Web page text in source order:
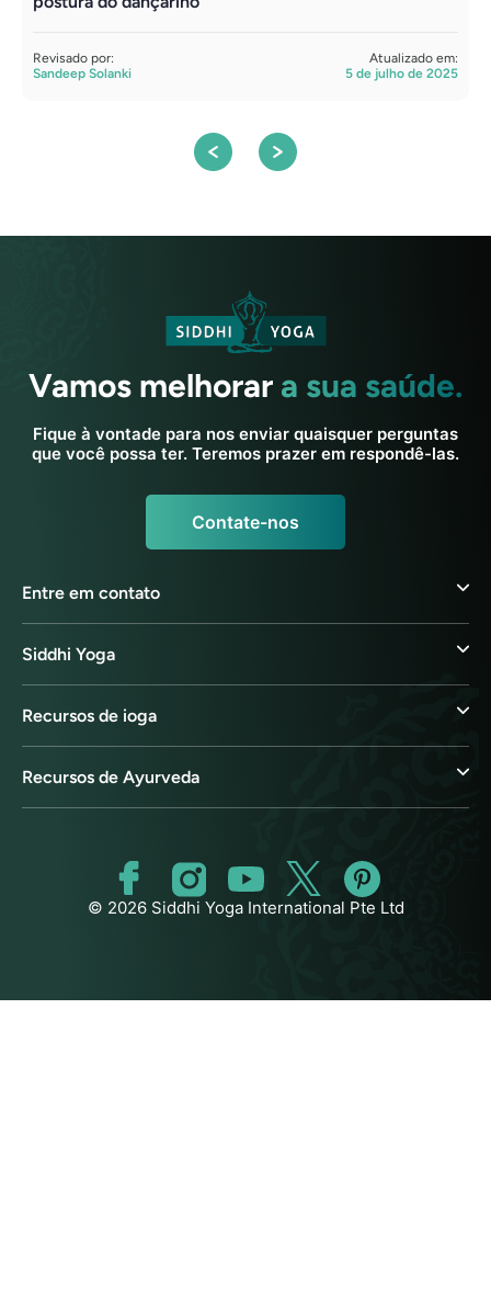
Revisado por:
Sandeep Solanki
Atualizado em:
5 de julho de 2025
Vamos melhorar a sua saúde.
Fique à vontade para nos enviar quaisquer perguntas
que você possa ter. Teremos prazer em respondê-las.
Contate-nos
Entre em contato
Siddhi Yoga
Recursos de ioga
Recursos de Ayurveda
© 2026 Siddhi Yoga International Pte Ltd